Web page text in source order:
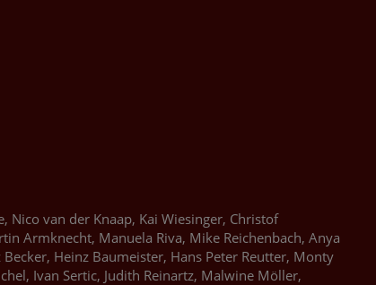
Nico van der Knaap, Kai Wiesinger, Christof
Armknecht, Manuela Riva, Mike Reichenbach, Anya
Heinz Baumeister, Hans Peter Reutter, Monty
Ivan Sertic, Judith Reinartz, Malwine Möller,